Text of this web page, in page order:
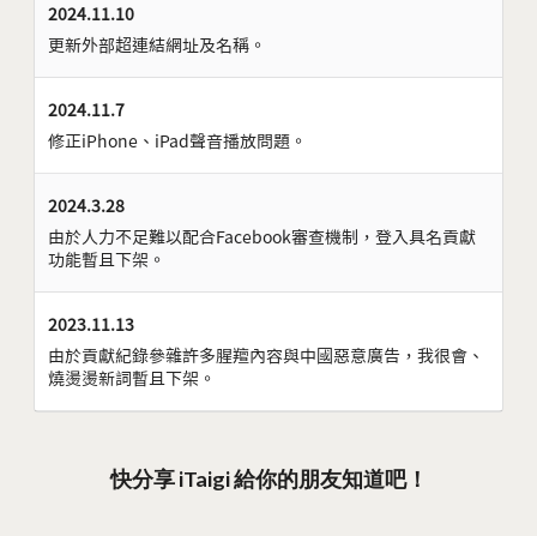
2024.11.10
更新外部超連結網址及名稱。
2024.11.7
修正iPhone、iPad聲音播放問題。
2024.3.28
由於人力不足難以配合Facebook審查機制，登入具名貢獻
功能暫且下架。
2023.11.13
由於貢獻紀錄參雜許多腥羶內容與中國惡意廣告，我很會、
燒燙燙新詞暫且下架。
快分享 iTaigi 給你的朋友知道吧！